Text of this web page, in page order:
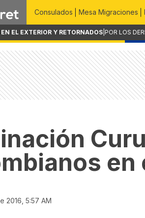
Consulados Mesa Migraciones
EL EXTERIOR Y RETORNADOS POR LOS
en
2016, 5:57 AM